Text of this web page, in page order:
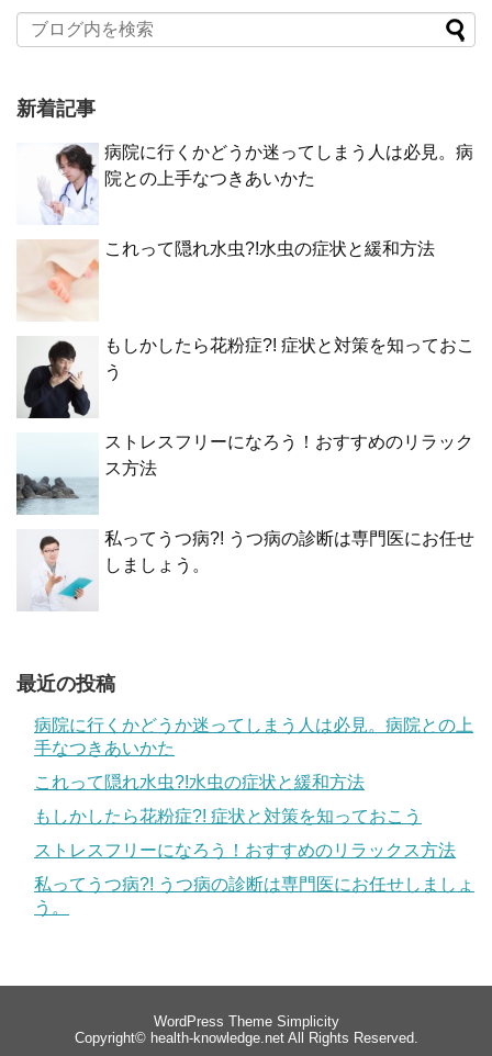
新着記事
病院に行くかどうか迷ってしまう人は必見。病
院との上手なつきあいかた
これって隠れ水虫?!水虫の症状と緩和方法
もしかしたら花粉症?! 症状と対策を知っておこ
う
ストレスフリーになろう！おすすめのリラック
ス方法
私ってうつ病?! うつ病の診断は専門医にお任せ
しましょう。
最近の投稿
病院に行くかどうか迷ってしまう人は必見。病院との上
手なつきあいかた
これって隠れ水虫?!水虫の症状と緩和方法
もしかしたら花粉症?! 症状と対策を知っておこう
ストレスフリーになろう！おすすめのリラックス方法
私ってうつ病?! うつ病の診断は専門医にお任せしましょ
う。
WordPress Theme Simplicity
Copyright© health-knowledge.netAll Rights Reserved.